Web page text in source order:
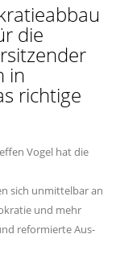
die
in
richtige
Vogel hat die
sich unmittelbar an
und mehr
reformierte Aus-